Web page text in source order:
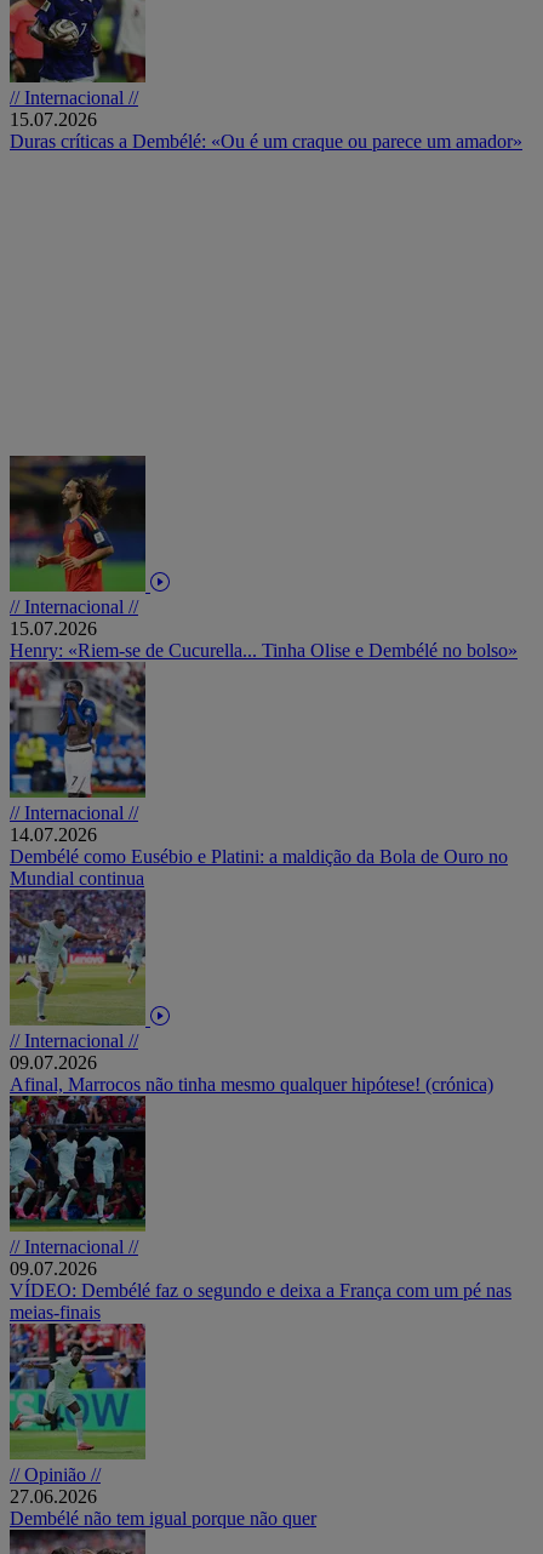
// Internacional //
15.07.2026
Duras críticas a Dembélé: «Ou é um craque ou parece um amador»
// Internacional //
15.07.2026
Henry: «Riem-se de Cucurella... Tinha Olise e Dembélé no bolso»
// Internacional //
14.07.2026
Dembélé como Eusébio e Platini: a maldição da Bola de Ouro no
Mundial continua
// Internacional //
09.07.2026
Afinal, Marrocos não tinha mesmo qualquer hipótese! (crónica)
// Internacional //
09.07.2026
VÍDEO: Dembélé faz o segundo e deixa a França com um pé nas
meias-finais
// Opinião //
27.06.2026
Dembélé não tem igual porque não quer